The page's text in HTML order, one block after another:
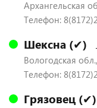
Архангельская
Телефон:
Шексна (✔)
Вологодская
Телефон:
Грязовец (✔)